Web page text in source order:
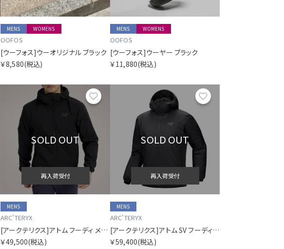
MENS WOMENS
OOFOS
[ウーフォス]ウーオリジナル ブラック
￥8,580(税込)
MENS WOMENS
OOFOS
[ウーフォス]ウーヤー ブラック
￥11,880(税込)
SOLD OUT
再入荷受付
MENS
ARC'TERYX
[アークテリクス]アトム フーディ メンズ
￥49,500(税込)
SOLD OUT
再入荷受付
MENS
ARC'TERYX
[アークテリクス]アトム SV フーディ メンズ
￥59,400(税込)